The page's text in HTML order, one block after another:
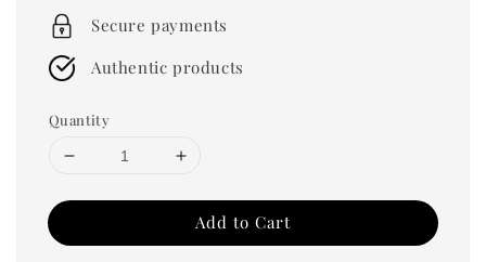
Secure payments
Authentic products
Quantity
Add to Cart